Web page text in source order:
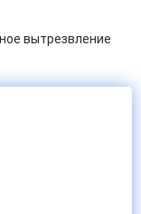
вытрезвление